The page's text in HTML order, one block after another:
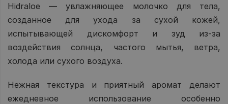
Hidraloe — увлажняющее молочко для тела,
созданное для ухода за сухой кожей,
испытывающей дискомфорт и зуд из‑за
воздействия солнца, частого мытья, ветра,
холода или сухого воздуха.
Нежная текстура и приятный аромат делают
ежедневное использование особенно